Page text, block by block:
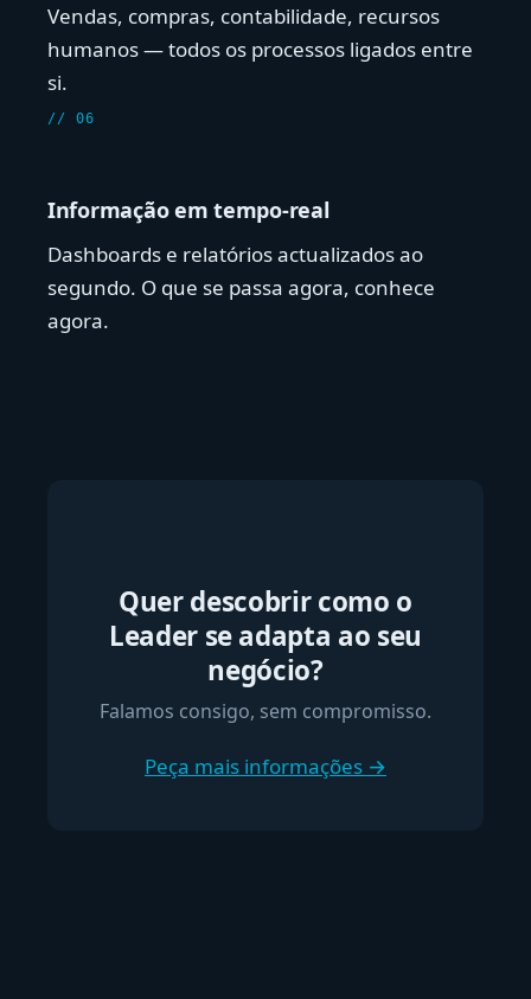
Vendas, compras, contabilidade, recursos
humanos — todos os processos ligados entre
si.
// 06
Informação em tempo-real
Dashboards e relatórios actualizados ao
segundo. O que se passa agora, conhece
agora.
Quer descobrir como o
Leader se adapta ao seu
negócio?
Falamos consigo, sem compromisso.
Peça mais informações →